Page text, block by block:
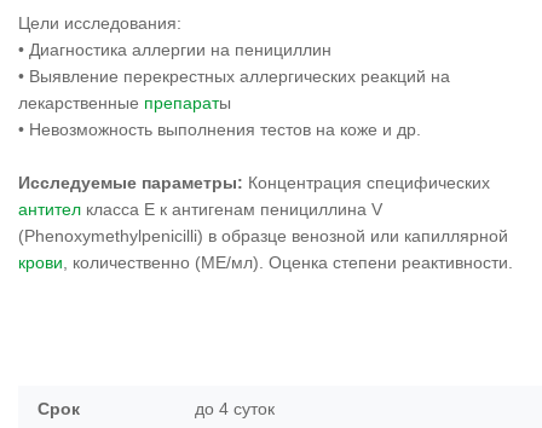
Цели исследования:
• Диагностика аллергии на пенициллин
• Выявление перекрестных аллергических реакций на
лекарственные препараты
• Невозможность выполнения тестов на коже и др.
Исследуемые параметры: Концентрация специфических
антител класса Е к антигенам пенициллина V
(Phenoxymethylpenicilli) в образце венозной или капиллярной
крови , количественно (МЕ/мл). Оценка степени реактивности.
Срок
до 4 суток